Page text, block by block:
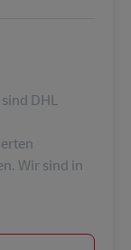
DHL
Wir sind in